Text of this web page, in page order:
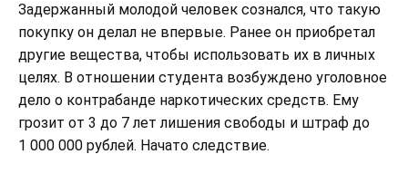
Задержанный молодой человек сознался, что такую
покупку он делал не впервые. Ранее он приобретал
другие вещества, чтобы использовать их в личных
целях. В отношении студента возбуждено уголовное
дело о контрабанде наркотических средств. Ему
грозит от 3 до 7 лет лишения свободы и штраф до
1 000 000 рублей. Начато следствие.